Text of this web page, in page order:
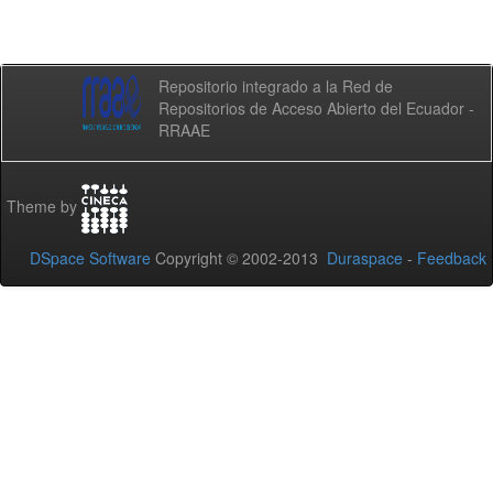
Repositorio integrado a la Red de
Repositorios de Acceso Abierto del Ecuador -
RRAAE
Theme by
DSpace Software Copyright © 2002-2013 Duraspace - Feedback